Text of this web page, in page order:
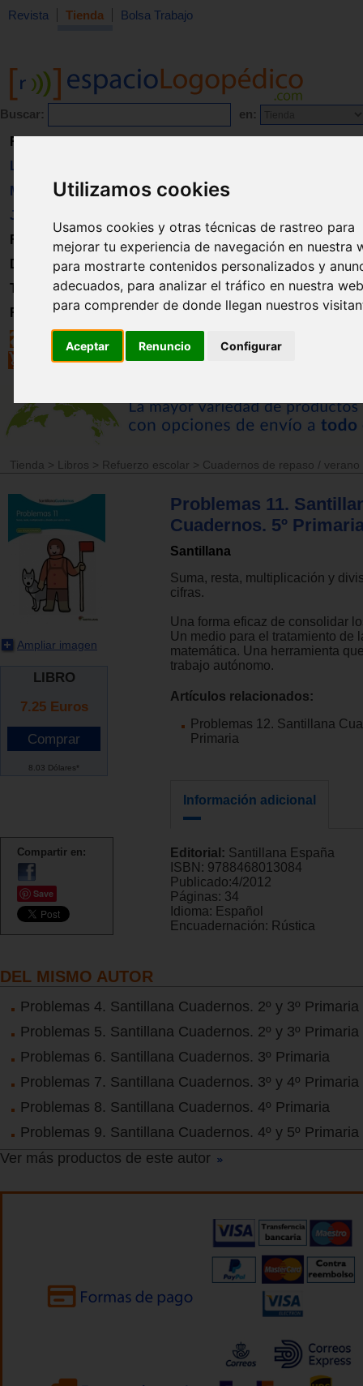
Utilizamos cookies
Usamos cookies y otras técnicas de rastreo para
mejorar tu experiencia de navegación en nuestra
para mostrarte contenidos personalizados y
adecuados, para analizar el tráfico en nuestra
para comprender de donde llegan nuestros
Aceptar Renuncio Configurar
Revista Tienda Bolsa Trabajo
Buscar: en:
Revista
Libros
Material
Juguetes
Formación
Directorio
Trabajo
Registro
Tienda > Libros > Refuerzo escolar > Cuadernos de repaso / verano
Ampliar imagen
LIBRO
7.25 Euros
8.03 Dólares*
Compartir en:
Save
Problemas 11.
Cuadernos. 5º
Santillana
Suma, resta, multiplicación y
cifras.
Una forma eficaz de consolidar
Un medio para el tratamiento de
matemática. Una herramienta
trabajo autónomo.
Artículos relacionados:
Problemas 12. Santillana
Primaria
Información adicional
Editorial: Santillana España
ISBN: 9788468013084
Publicado:4/2012
Páginas: 34
Idioma: Español
Encuadernación: Rústica
DEL MISMO AUTOR
Problemas 4. Santillana Cuadernos. 2º y 3º Primaria
Problemas 5. Santillana Cuadernos. 2º y 3º Primaria
Problemas 6. Santillana Cuadernos. 3º Primaria
Problemas 7. Santillana Cuadernos. 3º y 4º Primaria
Problemas 8. Santillana Cuadernos. 4º Primaria
Problemas 9. Santillana Cuadernos. 4º y 5º Primaria
Ver más productos de este autor